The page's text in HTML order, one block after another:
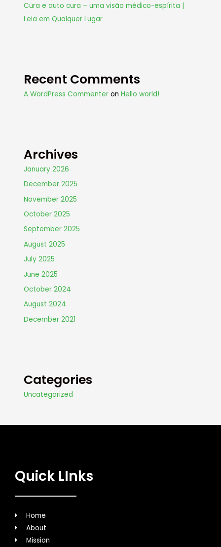
Cura e auto cura – uma visão médico-espírita |
Leia em Qualquer Lugar
Recent Comments
A WordPress Commenter onHello world!
Archives
January 2026
December 2025
November 2025
October 2025
September 2025
August 2025
July 2025
June 2025
October 2024
August 2024
December 2021
Categories
Uncategorized
Quick LInks
Home
About
Mission